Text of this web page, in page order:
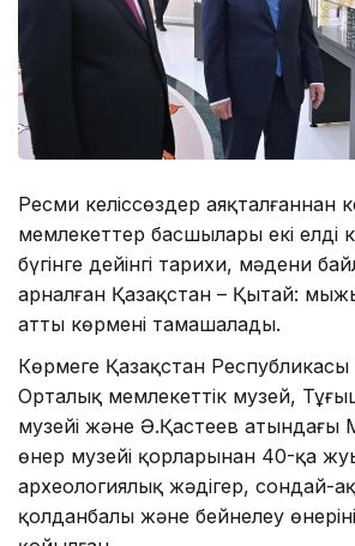
Ресми келіссөздер аяқталғаннан
мемлекеттер басшылары екі елдің
бүгінге дейінгі тарихи, мәдени
арналған Қазақстан – Қытай:
атты көрмені тамашалады.
Көрмеге Қазақстан Республикасы
Орталық мемлекеттік музей,
музейі және Ә.Қастеев атындағы
өнер музейі қорларынан 40-қа
археологиялық жәдігер, сондай-
қолданбалы және бейнелеу